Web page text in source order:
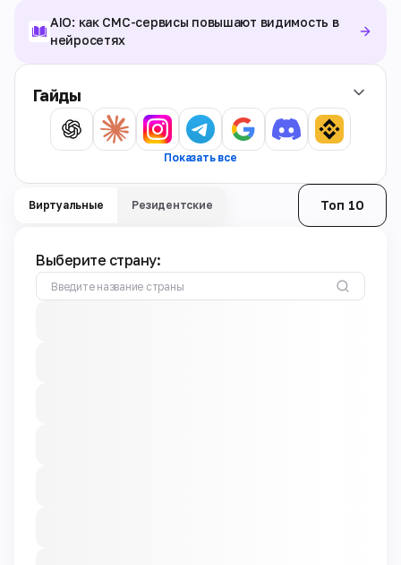
AIO: как СМС-сервисы повышают видимость в
нейросетях
Гайды
Показать все
Виртуальные Резидентские Топ 10
Выберите страну: